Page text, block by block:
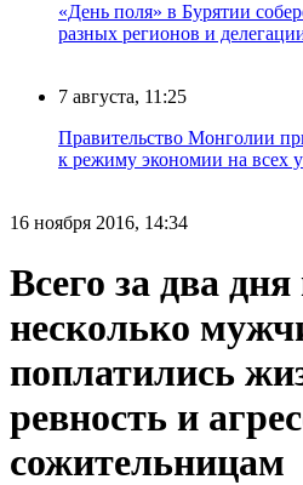
«День поля» в Бурятии
разных регионов и
7 августа, 11:25
Правительство Монголии
к режиму экономии на всех
16 ноября 2016, 14:34
Всего за два
несколько
поплатились
ревность и
сожительницам